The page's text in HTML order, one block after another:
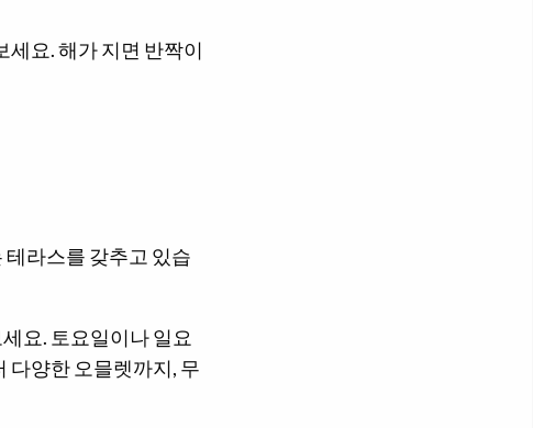
세요. 해가 지면 반짝이
라스를 갖추고 있습
요. 토요일이나 일요
다양한 오믈렛까지, 무